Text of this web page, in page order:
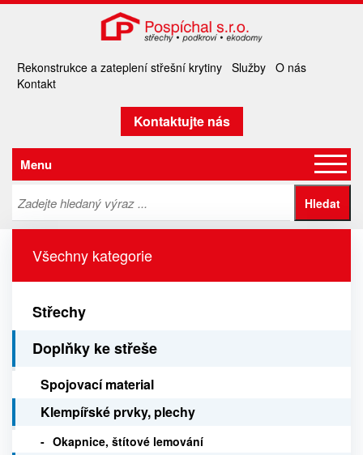
Rekonstrukce a zateplení střešní krytiny Služby O nás
Kontakt
Kontaktujte nás
Menu
Všechny kategorie
Střechy
Doplňky ke střeše
Spojovací material
Klempířské prvky, plechy
Okapnice, štítové lemování